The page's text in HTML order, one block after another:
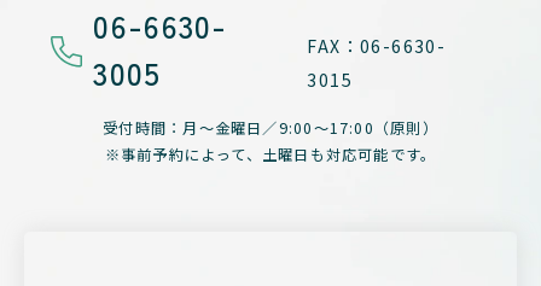
06-6630-
3005
FAX：06-6630-
3015
受付時間：月～金曜日／9:00～17:00（原則）
※事前予約によって、 土曜日も対応可能です。